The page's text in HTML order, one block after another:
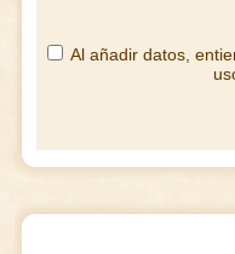
Al añadir datos,